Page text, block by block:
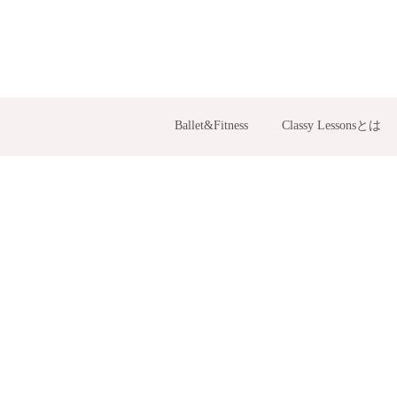
Ballet&Fitness Classy Lessonsとは